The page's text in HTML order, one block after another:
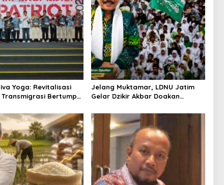
Yoga: Revitalisasi
Transmigrasi Bertumpu
Jelang Muktamar, LDNU Jatim
Gelar Dzikir Akbar Doakan
Indonesia